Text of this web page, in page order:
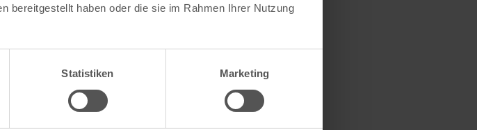
bereitgestellt haben oder die sie im Rahmen Ihrer Nutzung
Statistiken Marketing